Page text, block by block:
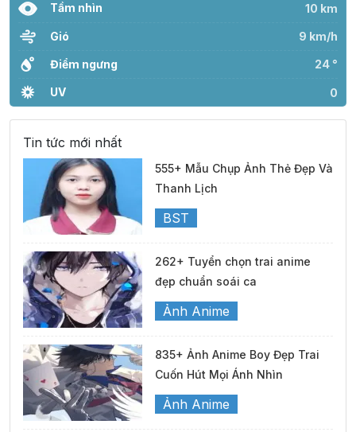
Tầm nhìn 10 km
Gió 9 km/h
Điểm ngưng 24 °
UV 0
Tin tức mới nhất
555+ Mẫu Chụp Ảnh Thẻ Đẹp Và
Thanh Lịch
BST
262+ Tuyển chọn trai anime
đẹp chuẩn soái ca
Ảnh Anime
835+ Ảnh Anime Boy Đẹp Trai
Cuốn Hút Mọi Ánh Nhìn
Ảnh Anime